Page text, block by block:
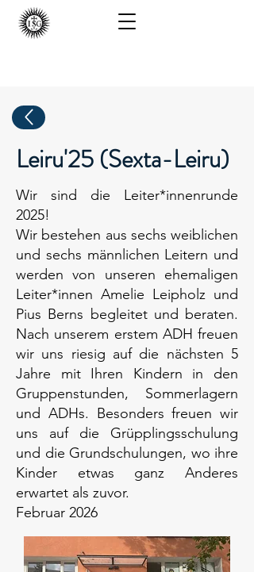
Leiru'25 (Sexta-Leiru)
Wir sind die Leiter*innenrunde
2025!
Wir bestehen aus sechs weiblichen
und sechs männlichen Leitern und
werden von unseren ehemaligen
Leiter*innen Amelie Leipholz und
Pius Berns begleitet und beraten.
Nach unserem erstem ADH freuen
wir uns riesig auf die nächsten 5
Jahre mit Ihren Kindern in den
Gruppenstunden, Sommerlagern
und ADHs. Besonders freuen wir
uns auf die Grüpplingsschulung
und die Grundschulungen, wo ihre
Kinder etwas ganz Anderes
erwartet als zuvor.
Februar 2026